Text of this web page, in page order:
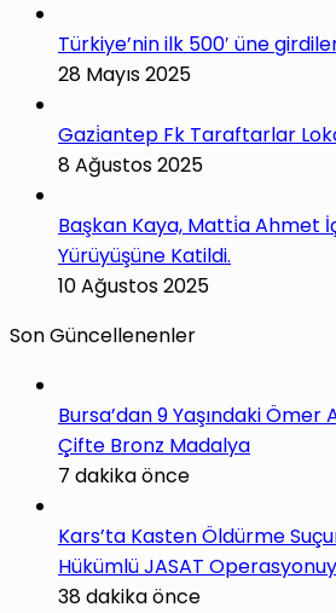
Türkiye’nin ilk 500′ üne
28 Mayıs 2025
Gazi̇antep Fk Taraftarlar
8 Ağustos 2025
Başkan Kaya, Matti̇a Ahmet
Yürüyüşüne Katildi.
10 Ağustos 2025
Son Güncellenenler
Bursa’dan 9 Yaşındaki Ömer
Çifte Bronz Madalya
7 dakika önce
Kars’ta Kasten Öldürme
Hükümlü JASAT
38 dakika önce